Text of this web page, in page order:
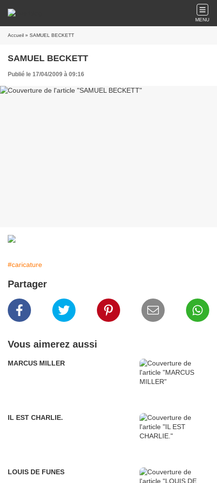
MENU
Accueil » SAMUEL BECKETT
SAMUEL BECKETT
Publié le 17/04/2009 à 09:16
#caricature
Partager
Vous aimerez aussi
MARCUS MILLER
IL EST CHARLIE.
LOUIS DE FUNES